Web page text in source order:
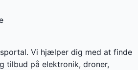
Vi hjælper dig med at finde
tilbud på elektronik, droner,